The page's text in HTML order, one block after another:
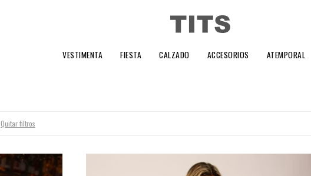
VESTIMENTA FIESTA CALZADO ACCESORIOS ATEMPORAL
Quitar filtros